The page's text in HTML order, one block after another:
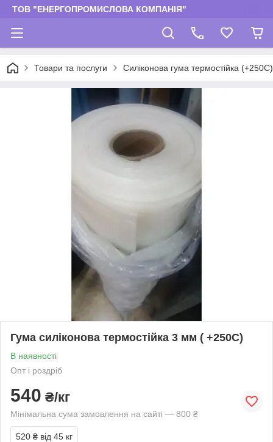
ТОВ "ЕНЕРГОПРОМИСЛОВА КОМПАНІЯ"
Товари та послуги Силіконова гума термостійка (+250С)
Гума силіконова термостійка 3 мм ( +250С)
В наявності
Опт і роздріб
540 ₴/кг
Мінімальна сума замовлення на сайті — 800 ₴
520 ₴ від 45 кг